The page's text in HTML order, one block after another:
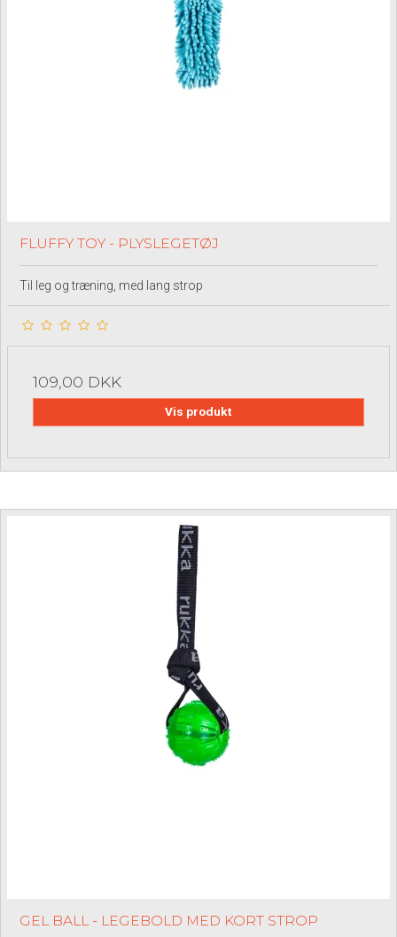
FLUFFY TOY - PLYSLEGETØJ
Til leg og træning, med lang strop
109,00 DKK
Vis produkt
GEL BALL - LEGEBOLD MED KORT STROP